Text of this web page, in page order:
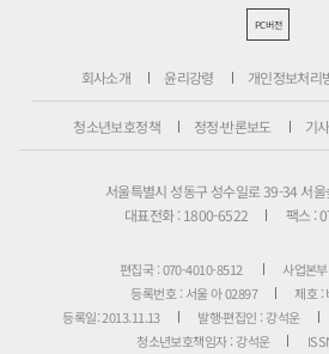
PC버전
회사소개 윤리강령 개인정보처리
청소년보호정책 정정·반론보도 기
서울특별시 성동구 성수일로 39-34 서
대표전화 : 1800-6522
팩스 :
편집국 : 070-4010-8512
사업본
등록번호 : 서울 아 02897
제호 :
등록일: 2013.11.13
발행·편집인 : 강석운
청소년보호책임자 : 강석운